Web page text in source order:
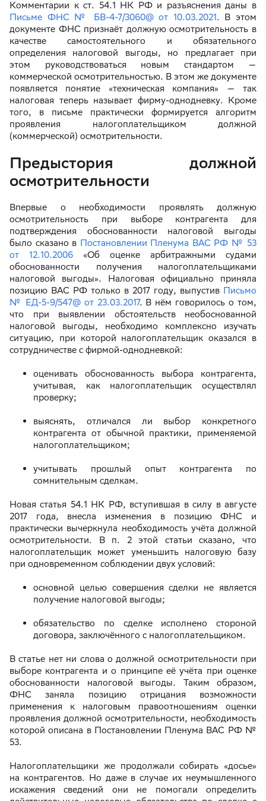
Комментарии к ст. 54.1 НК РФ и разъяснения даны в
Письме ФНС № БВ-4-7/3060@ от 10.03.2021. В этом
документе ФНС признаёт должную осмотрительность в
качестве самостоятельного и обязательного
определения налоговой выгоды, но предлагает при
этом руководствоваться новым стандартом —
коммерческой осмотрительностью. В этом же документе
появляется понятие «техническая компания» — так
налоговая теперь называет фирму-однодневку. Кроме
того, в письме практически формируется алгоритм
проявления налогоплательщиком должной
(коммерческой) осмотрительности.
Предыстория должной
осмотрительности
Впервые о необходимости проявлять должную
осмотрительность при выборе контрагента для
подтверждения обоснованности налоговой выгоды
было сказано в Постановлении Пленума ВАС РФ № 53
от 12.10.2006 «Об оценке арбитражными судами
обоснованности получения налогоплательщиками
налоговой выгоды». Налоговая официально приняла
позицию ВАС РФ только в 2017 году, выпустив Письмо
№ ЕД-5-9/547@ от 23.03.2017. В нём говорилось о том,
что при выявлении обстоятельств необоснованной
налоговой выгоды, необходимо комплексно изучать
ситуацию, при которой налогоплательщик оказался в
сотрудничестве с фирмой-однодневкой:
оценивать обоснованность выбора контрагента,
учитывая, как налогоплательщик осуществлял
проверку;
выяснять, отличался ли выбор конкретного
контрагента от обычной практики, применяемой
налогоплательщиком;
учитывать прошлый опыт контрагента по
сомнительным сделкам.
Новая статья 54.1 НК РФ, вступившая в силу в августе
2017 года, внесла изменения в позицию ФНС и
практически вычеркнула необходимость учёта должной
осмотрительности. В п. 2 этой статьи сказано, что
налогоплательщик может уменьшить налоговую базу
при одновременном соблюдении двух условий:
основной целью совершения сделки не является
получение налоговой выгоды;
обязательство по сделке исполнено стороной
договора, заключённого с налогоплательщиком.
В статье нет ни слова о должной осмотрительности при
выборе контрагента и о принципе её учёта при оценке
обоснованности налоговой выгоды. Таким образом,
ФНС заняла позицию отрицания возможности
применения к налоговым правоотношениям оценки
проявления должной осмотрительности, необходимость
которой описана в Постановлении Пленума ВАС РФ №
53.
Налогоплательщики же продолжали собирать «досье»
на контрагентов. Но даже в случае их неумышленного
искажения сведений они не помогали определить